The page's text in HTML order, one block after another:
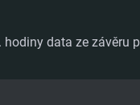
data ze závěru